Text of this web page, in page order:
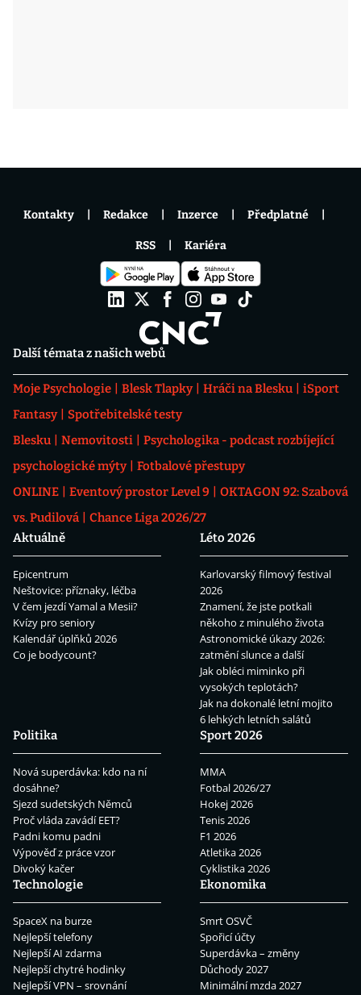
Další témata z našich webů
Moje Psychologie Blesk Tlapky Hráči na Blesku
iSport
Fantasy
Spotřebitelské testy
Blesku
Nemovitosti
Psychologika - podcast rozbíjející
psychologické mýty
Fotbalové přestupy
ONLINE
Eventový prostor Level 9
OKTAGON 92: Szabová
vs. Pudilová
Chance Liga 2026/27
Aktuálně
Epicentrum
Neštovice: příznaky, léčba
V čem jezdí Yamal a Mesii?
Kvízy pro seniory
Kalendář úplňků 2026
Co je bodycount?
Léto 2026
Karlovarský filmový festival
2026
Znamení, že jste potkali
někoho z minulého života
Astronomické úkazy 2026:
zatmění slunce a další
Jak obléci miminko při
vysokých teplotách?
Jak na dokonalé letní mojito
6 lehkých letních salátů
Politika
Nová superdávka: kdo na ní
dosáhne?
Sjezd sudetských Němců
Proč vláda zavádí EET?
Padni komu padni
Výpověď z práce vzor
Divoký kačer
Sport 2026
MMA
Fotbal 2026/27
Hokej 2026
Tenis 2026
F1 2026
Atletika 2026
Cyklistika 2026
Technologie
SpaceX na burze
Nejlepší telefony
Nejlepší AI zdarma
Nejlepší chytré hodinky
Nejlepší VPN – srovnání
Ekonomika
Smrt OSVČ
Spořicí účty
Superdávka – změny
Důchody 2027
Minimální mzda 2027
Kontakty Redakce Inzerce Předplatné
RSS Kariéra